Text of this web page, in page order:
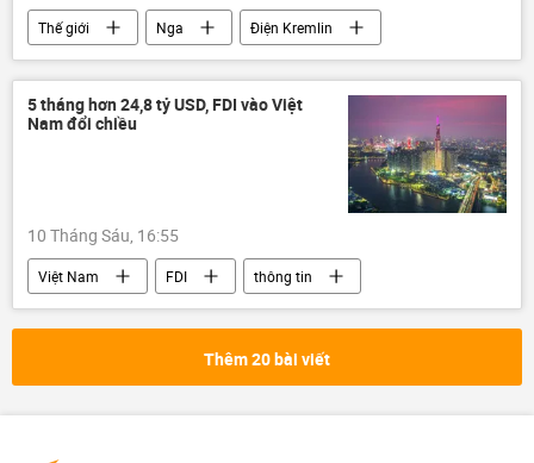
Thế giới Nga
Điện Kremlin
Ấn Độ
Armenia
Chính trị
ASEAN
Kazan
Hội nghị thượng đỉnh Nga-ASEAN 2026
5 tháng hơn 24,8 tỷ USD, FDI vào Việt
Nam đổi chiều
10 Tháng Sáu, 16:55
Việt Nam FDI
thông tin
Kinh tế
doanh nghiệp
Thêm 20 bài viết